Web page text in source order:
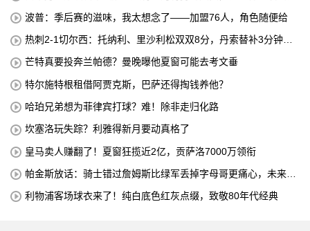
波普：季后赛的滋味，我太想念了——加盟76人，角色随便给
热刺2-1切尔西：托纳利、里沙利松双双8分，丹索替补3分钟染
芒特真要投奔兰帕德？曼晚曝他夏窗可能去考文垂
特尔施特根租借阿贾克斯，巴萨还得掏钱养他？
哈珀兄弟想为菲律宾打球？难！除非走归化路
坎塞洛玩失踪？利雅得新月要动真格了
皇马卖人赚翻了！夏窗狂揽近2亿，贡萨洛7000万领衔
帕金斯放话：骑士错过詹姆斯比绿军丢掉字母哥更痛心，未来十
利物浦客场球衣来了！纯白底色红灰点缀，致敬80年代经典